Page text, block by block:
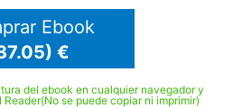
Ebook
€
del ebook en cualquier navegador y
se puede copiar ni imprimir)